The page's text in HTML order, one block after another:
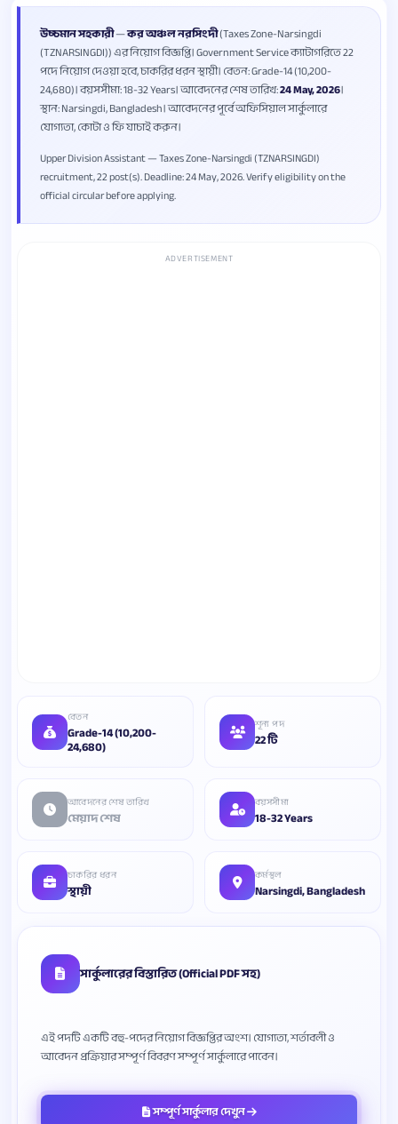
উচ্চমান সহকারী—কর অঞ্চল নরসিংদী(Taxes Zone-Narsingdi
(TZNARSINGDI)) এর নিয়োগ বিজ্ঞপ্তি। Government Service ক্যাটাগরিতে 22
পদে নিয়োগ দেওয়া হবে, চাকরির ধরন স্থায়ী। বেতন: Grade-14 (10,200-
24,680)। বয়সসীমা: 18-32 Years। আবেদনের শেষ তারিখ:24 May, 2026।
স্থান: Narsingdi, Bangladesh। আবেদনের পূর্বে অফিসিয়াল সার্কুলারে
যোগ্যতা, কোটা ও ফি যাচাই করুন।
Upper Division Assistant — Taxes Zone-Narsingdi (TZNARSINGDI)
recruitment, 22 post(s). Deadline: 24 May, 2026. Verify eligibility on the
official circular before applying.
ADVERTISEMENT
বেতন
Grade-14 (10,200-
24,680)
শূন্য পদ
22 টি
আবেদনের শেষ তারিখ
মেয়াদ শেষ
বয়সসীমা
18-32 Years
চাকরির ধরন
স্থায়ী
কর্মস্থল
Narsingdi, Bangladesh
সার্কুলারের বিস্তারিত (Official PDF সহ)
এই পদটি একটি বহু-পদের নিয়োগ বিজ্ঞপ্তির অংশ। যোগ্যতা, শর্তাবলী ও
সম্পূর্ণ সার্কুলার দেখুন